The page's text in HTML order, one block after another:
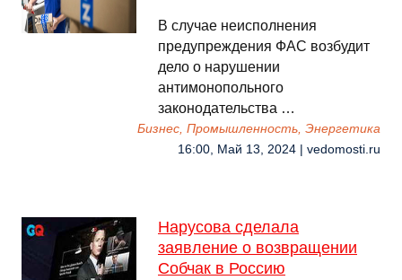
В случае неисполнения
предупреждения ФАС возбудит
дело о нарушении
антимонопольного
законодательства …
Бизнес, Промышленность, Энергетика
16:00, Май 13, 2024 | vedomosti.ru
Нарусова сделала
заявление о возвращении
Собчак в Россию